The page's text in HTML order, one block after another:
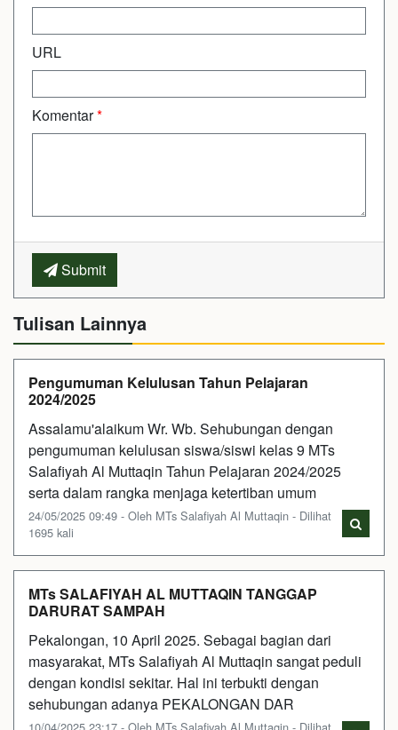
URL
Komentar*
Submit
Tulisan Lainnya
Pengumuman Kelulusan Tahun Pelajaran
2024/2025
Assalamu'alaikum Wr. Wb. Sehubungan dengan
pengumuman kelulusan siswa/siswi kelas 9 MTs
Salafiyah Al Muttaqin Tahun Pelajaran 2024/2025
serta dalam rangka menjaga ketertiban umum
24/05/2025 09:49 - Oleh MTs Salafiyah Al Muttaqin - Dilihat
1695 kali
MTs SALAFIYAH AL MUTTAQIN TANGGAP
DARURAT SAMPAH
Pekalongan, 10 April 2025. Sebagai bagian dari
masyarakat, MTs Salafiyah Al Muttaqin sangat peduli
dengan kondisi sekitar. Hal ini terbukti dengan
sehubungan adanya PEKALONGAN DAR